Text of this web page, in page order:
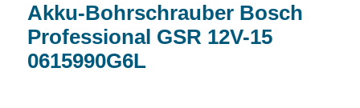
Akku-Bohrschrauber Bosch
Professional GSR 12V-15
0615990G6L